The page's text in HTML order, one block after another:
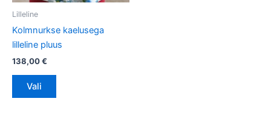
Lilleline
Kolmnurkse kaelusega
lilleline pluus
138,00€
Vali